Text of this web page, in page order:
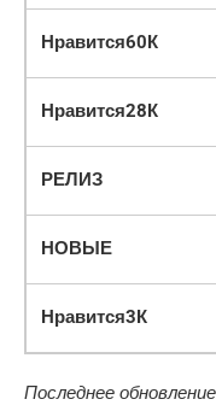
Нравится60К
Нравится28К
РЕЛИЗ
НОВЫЕ
Нравится3К
Последнее